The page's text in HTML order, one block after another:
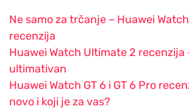
Ne samo za trčanje – Huawei
recenzija
Huawei Watch Ultimate 2 recenzija
ultimativan
Huawei Watch GT 6 i GT 6 Pro
novo i koji je za vas?